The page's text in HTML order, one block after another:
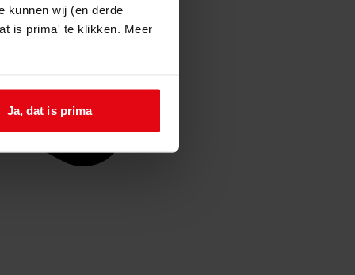
kunnen wij (en derde
is prima' te klikken. Meer
Ja, dat is prima